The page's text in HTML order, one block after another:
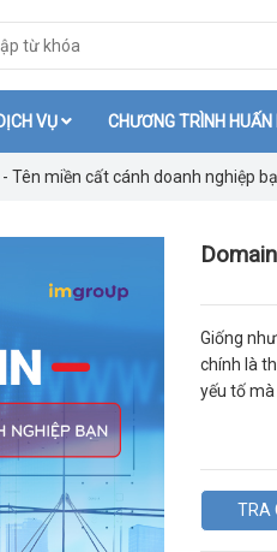
Giống
chính là
yếu tố
TRA
Tên miền cất cánh doanh nghiệp
VỤ CHƯƠNG TRÌNH HUẤN